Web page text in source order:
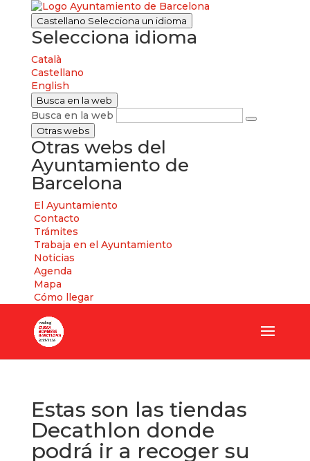
Castellano Selecciona un idioma
Selecciona idioma
Català
Castellano
English
Busca en la web
Busca en la web
Otras webs
Otras webs del
Ayuntamiento de
Barcelona
El Ayuntamiento
Contacto
Trámites
Trabaja en el Ayuntamiento
Noticias
Agenda
Mapa
Cómo llegar
Estas son las tiendas
Decathlon donde
podrá ir a recoger su